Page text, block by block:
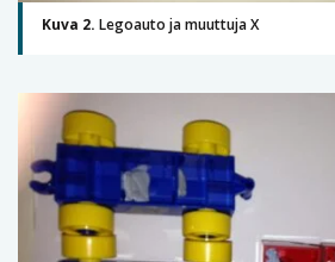
Kuva 2. Legoauto ja muuttuja X